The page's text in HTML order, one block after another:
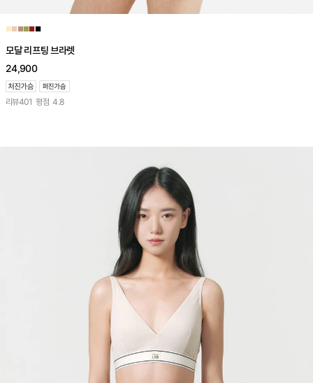
■■■■■■
모달 리프팅 브라렛
24,900
리뷰401 평점 4.8